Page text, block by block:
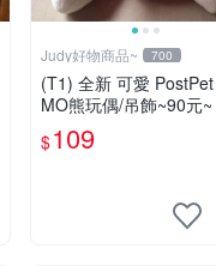
Judy好物商品~ 700
(T1) 全新 可愛
MO熊玩偶/吊飾~90元~
$109